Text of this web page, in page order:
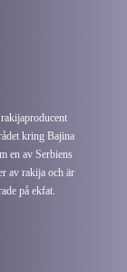
kring Bajina
en av Serbiens
av rakija och är
på ekfat.